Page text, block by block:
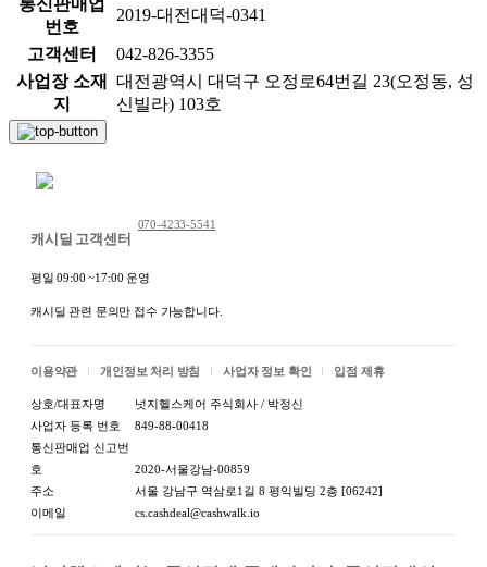
통신판매업
번호
2019-대전대덕-0341
고객센터
042-826-3355
사업장 소재
지
대전광역시 대덕구 오정로64번길 23(오정동, 성
신빌라) 103호
캐시딜 고객센터
070-4233-5541
평일 09:00 ~17:00 운영
캐시딜 관련 문의만 접수 가능합니다.
이용약관 개인정보 처리 방침 사업자 정보 확인 입점 제휴
상호/대표자명
넛지헬스케어 주식회사 / 박정신
사업자 등록 번호
849-88-00418
통신판매업 신고번
호
2020-서울강남-00859
주소
서울 강남구 역삼로1길 8 평익빌딩 2층 [06242]
이메일
cs.cashdeal@cashwalk.io